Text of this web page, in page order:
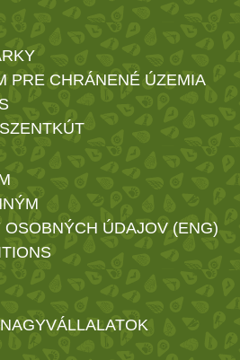
PRE CHRÁNENÉ ÚZEMIA
ÚDAJOV (ENG)